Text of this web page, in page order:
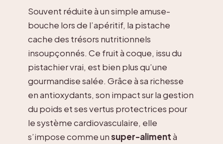
Souvent réduite à un simple amuse-
bouche lors de l’apéritif, la pistache
cache des trésors nutritionnels
insoupçonnés. Ce fruit à coque, issu du
pistachier vrai, est bien plus qu’une
gourmandise salée. Grâce à sa richesse
en antioxydants, son impact sur la gestion
du poids et ses vertus protectrices pour
le système cardiovasculaire, elle
s’impose comme unsuper-alimentà